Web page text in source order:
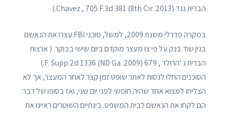
הברית נגד Chavez , 705 F.3d 381 (8th Cir. 2013).)
במקרה פדרלי משנת 2009, למשל, סוכני FBI עצרו את הנאשם
בגין שוד בנק על פי צו מעצר מוקדם ביום שישי בבוקר. ( ארצות
הברית נ 'הרולד , 679 F. Supp.2d 1336 (ND Ga. 2009).)
הסוכנים החלו לנסות לאתר שופט זמן קצר לאחר המעצר, אך לא
הצליחו למצוא אחד שהיה חופשי לפני יום שני, ואז בסופו של דבר
הם לקחו את הנאשם לבית המשפט. בינתיים השוטרים ראיינו את